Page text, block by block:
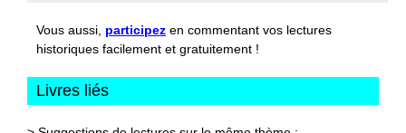
Vous aussi, participez en commentant vos lectures
historiques facilement et gratuitement !
Livres liés